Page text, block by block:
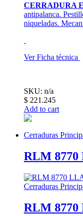
CERRADURA
antipalanca.
niqueladas.
Ver Ficha técnica
SKU: n/a
$ 221.245
Add to cart
Cerraduras
RLM
Cerraduras
RLM